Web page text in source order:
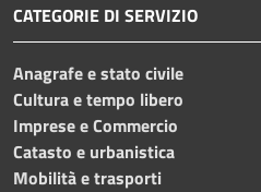
CATEGORIE DI SERVIZIO
Anagrafe e stato civile
Cultura e tempo libero
Imprese e Commercio
Catasto e urbanistica
Mobilità e trasporti